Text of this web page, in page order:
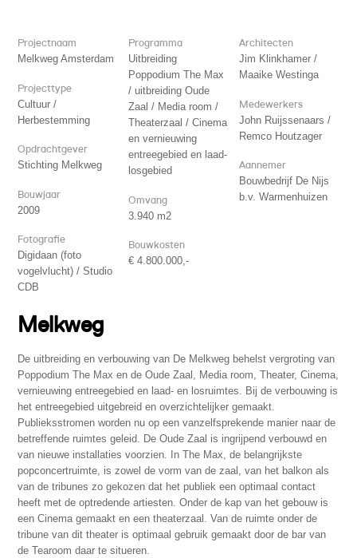
Projectnaam
Melkweg Amsterdam
Projecttype
Cultuur /
Herbestemming
Opdrachtgever
Stichting Melkweg
Bouwjaar
2009
Fotografie
Digidaan (foto
vogelvlucht) / Studio
CDB
Programma
Uitbreiding
Poppodium The Max
/ uitbreiding Oude
Zaal / Media room /
Theaterzaal / Cinema
en vernieuwing
entreegebied en laad-
losgebied
Omvang
3.940 m2
Bouwkosten
€ 4.800.000,-
Architecten
Jim Klinkhamer /
Maaike Westinga
Medewerkers
John Ruijssenaars /
Remco Houtzager
Aannemer
Bouwbedrijf De Nijs
b.v. Warmenhuizen
Melkweg
De uitbreiding en verbouwing van De Melkweg behelst vergroting van
Poppodium The Max en de Oude Zaal, Media room, Theater, Cinema,
vernieuwing entreegebied en laad- en losruimtes. Bij de verbouwing is
het entreegebied uitgebreid en overzichtelijker gemaakt.
Publieksstromen worden nu op een vanzelfsprekende manier naar de
betreffende ruimtes geleid. De Oude Zaal is ingrijpend verbouwd en
van nieuwe installaties voorzien. In The Max, de belangrijkste
popconcertruimte, is zowel de vorm van de zaal, van het balkon als
van de tribunes zo gekozen dat het publiek een optimaal contact
heeft met de optredende artiesten. Onder de kap van het gebouw is
een Cinema gemaakt en een theaterzaal. Van de ruimte onder de
tribune van dit theater is optimaal gebruik gemaakt door de bar van
de Tearoom daar te situeren.